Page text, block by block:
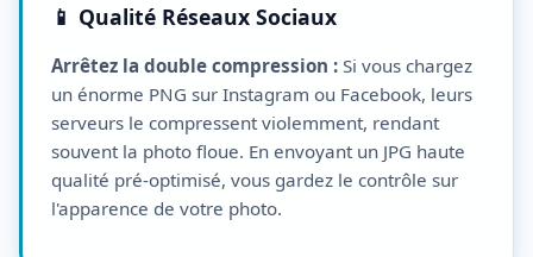
📱 Qualité Réseaux Sociaux
Arrêtez la double compression : Si vous chargez
un énorme PNG sur Instagram ou Facebook, leurs
serveurs le compressent violemment, rendant
souvent la photo floue. En envoyant un JPG haute
qualité pré-optimisé, vous gardez le contrôle sur
l'apparence de votre photo.